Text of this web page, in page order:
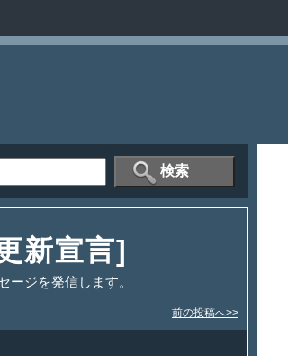
新宣言]
ージを発信します。
前の投稿へ>>